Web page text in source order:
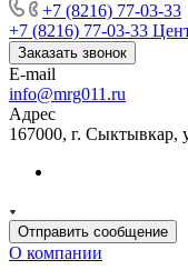
+7 (8216) 77-03-33
+7 (8216) 77-03-33
Заказать звонок
E-mail
info@mrg011.ru
Адрес
167000, г. Сыктывкар,
Отправить сообщение
О компании